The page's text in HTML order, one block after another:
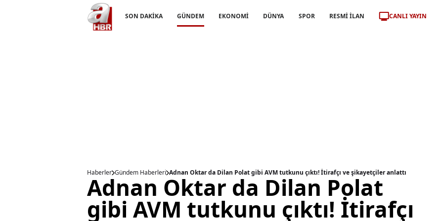
SON DAKİKA GÜNDEM EKONOMİ DÜNYA SPOR RESMİ İLAN CANLI YAYIN
Haberler Gündem Haberleri Adnan Oktar da Dilan Polat gibi AVM tutkunu çıktı! İtirafçı ve şikayetçiler anlattı
Adnan Oktar da Dilan Polat
gibi AVM tutkunu çıktı! İtirafçı